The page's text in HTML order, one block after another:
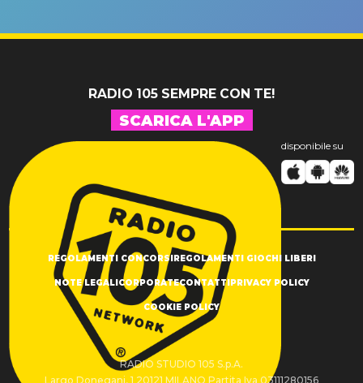
RADIO 105 SEMPRE CON TE!
SCARICA L'APP
disponibile su
REGOLAMENTI CONCORSIREGOLAMENTI GIOCHI LIBERI
NOTE LEGALICORPORATECONTATTIPRIVACY POLICY
COOKIE POLICY
RADIO STUDIO 105 S.p.A.
Largo Donegani, 1 20121 MILANO Partita Iva 03111280156